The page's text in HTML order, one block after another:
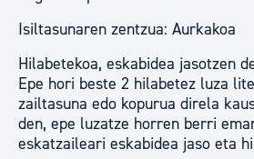
Isiltasunaren zentzua: Aurkakoa
Hilabetekoa, eskabidea jasotzen
Epe hori beste 2 hilabetez luza
zailtasuna edo kopurua direla
den, epe luzatze horren berri
eskatzaileari eskabidea jaso eta